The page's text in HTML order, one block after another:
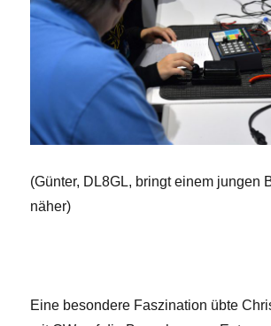
(Günter, DL8GL, bringt einem jungen
näher)
Eine besondere Faszination übte